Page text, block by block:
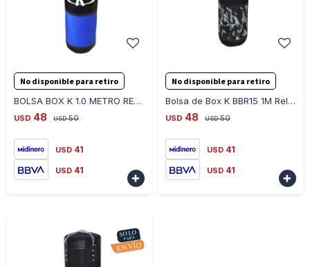
No disponible para retiro
BOLSA BOX K 1.0 METRO RELLENA 14 KG + CADENA BBR15 - AZUL
USD 48 USD 50
USD 41
USD 41

No disponible para retiro
Bolsa de Box K BBR15 1M Rellena 14 KG y Cadena - MILITARY GREEN
USD 48 USD 50
USD 41
USD 41
